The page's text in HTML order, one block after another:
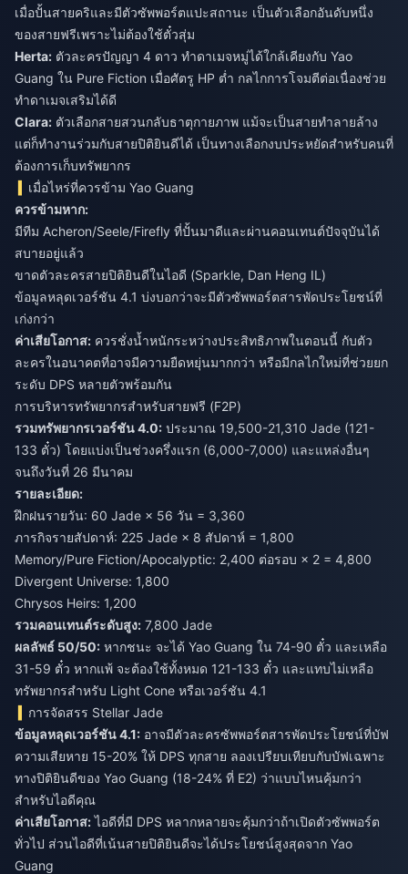
เมื่อปั้นสายคริและมีตัวซัพพอร์ตแปะสถานะ เป็นตัวเลือกอันดับหนึ่ง
ของสายฟรีเพราะไม่ต้องใช้ตั๋วสุ่ม
Herta: ตัวละครปัญญา 4 ดาว ทำดาเมจหมู่ได้ใกล้เคียงกับ Yao
Guang ใน Pure Fiction เมื่อศัตรู HP ต่ำ กลไกการโจมตีต่อเนื่องช่วย
ทำดาเมจเสริมได้ดี
Clara: ตัวเลือกสายสวนกลับธาตุกายภาพ แม้จะเป็นสายทำลายล้าง
แต่ก็ทำงานร่วมกับสายปิติยินดีได้ เป็นทางเลือกงบประหยัดสำหรับคนที่
ต้องการเก็บทรัพยากร
เมื่อไหร่ที่ควรข้าม Yao Guang
ควรข้ามหาก:
มีทีม Acheron/Seele/Firefly ที่ปั้นมาดีและผ่านคอนเทนต์ปัจจุบันได้
สบายอยู่แล้ว
ขาดตัวละครสายปิติยินดีในไอดี (Sparkle, Dan Heng IL)
ข้อมูลหลุดเวอร์ชัน 4.1 บ่งบอกว่าจะมีตัวซัพพอร์ตสารพัดประโยชน์ที่
เก่งกว่า
ค่าเสียโอกาส: ควรชั่งน้ำหนักระหว่างประสิทธิภาพในตอนนี้ กับตัว
ละครในอนาคตที่อาจมีความยืดหยุ่นมากกว่า หรือมีกลไกใหม่ที่ช่วยยก
ระดับ DPS หลายตัวพร้อมกัน
การบริหารทรัพยากรสำหรับสายฟรี (F2P)
รวมทรัพยากรเวอร์ชัน 4.0: ประมาณ 19,500-21,310 Jade (121-
133 ตั๋ว) โดยแบ่งเป็นช่วงครึ่งแรก (6,000-7,000) และแหล่งอื่นๆ
จนถึงวันที่ 26 มีนาคม
รายละเอียด:
ฝึกฝนรายวัน: 60 Jade × 56 วัน = 3,360
ภารกิจรายสัปดาห์: 225 Jade × 8 สัปดาห์ = 1,800
Memory/Pure Fiction/Apocalyptic: 2,400 ต่อรอบ × 2 = 4,800
Divergent Universe: 1,800
Chrysos Heirs: 1,200
รวมคอนเทนต์ระดับสูง: 7,800 Jade
ผลลัพธ์ 50/50: หากชนะ จะได้ Yao Guang ใน 74-90 ตั๋ว และเหลือ
31-59 ตั๋ว หากแพ้ จะต้องใช้ทั้งหมด 121-133 ตั๋ว และแทบไม่เหลือ
ทรัพยากรสำหรับ Light Cone หรือเวอร์ชัน 4.1
การจัดสรร Stellar Jade
ข้อมูลหลุดเวอร์ชัน 4.1: อาจมีตัวละครซัพพอร์ตสารพัดประโยชน์ที่บัฟ
ความเสียหาย 15-20% ให้ DPS ทุกสาย ลองเปรียบเทียบกับบัฟเฉพาะ
ทางปิติยินดีของ Yao Guang (18-24% ที่ E2) ว่าแบบไหนคุ้มกว่า
สำหรับไอดีคุณ
ค่าเสียโอกาส:ไอดีที่มี DPS หลากหลายจะคุ้มกว่าถ้าเปิดตัวซัพพอร์ต
ทั่วไป ส่วนไอดีที่เน้นสายปิติยินดีจะได้ประโยชน์สูงสุดจาก Yao
Guang